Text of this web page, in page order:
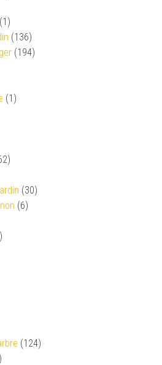
(1)
(136)
(194)
(1)
(30)
(6)
(124)